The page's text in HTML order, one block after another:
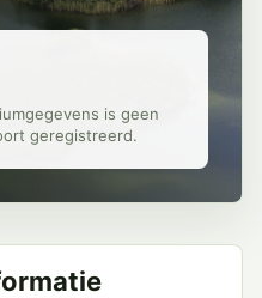
is geen
geregistreerd.